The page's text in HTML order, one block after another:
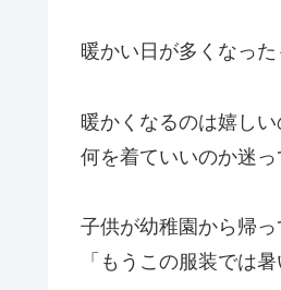
暖かい日が多くなっ
暖かくなるのは嬉しい
何を着ていいのか迷っ
子供が幼稚園から帰
「もうこの服装では